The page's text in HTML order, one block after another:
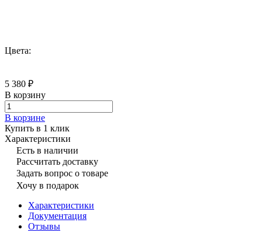
Цвета:
5 380 ₽
В корзину
В корзине
Купить в 1 клик
Характеристики
Есть в наличии
Рассчитать доставку
Задать вопрос о товаре
Хочу в подарок
Характеристики
Документация
Отзывы